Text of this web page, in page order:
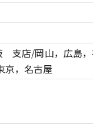
店/岡山，広島，
京，名古屋